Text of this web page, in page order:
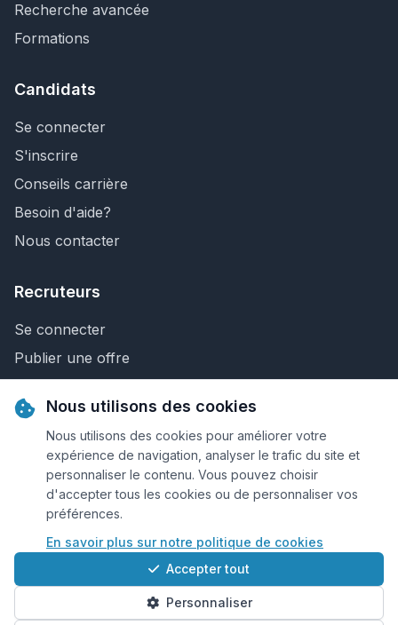
Recherche avancée
Formations
Candidats
Se connecter
S'inscrire
Conseils carrière
Besoin d'aide?
Nous contacter
Recruteurs
Se connecter
Publier une offre
Nous contacter
© 2026 Keejob.com. Tous droits réservés.
Conditions et règlement
Cookies
Qui sommes-nous?
Nous utilisons des cookies
Nous utilisons des cookies pour améliorer votre
expérience de navigation, analyser le trafic du site et
personnaliser le contenu. Vous pouvez choisir
d'accepter tous les cookies ou de personnaliser vos
préférences.
En savoir plus sur notre politique de cookies
Accepter tout
Personnaliser